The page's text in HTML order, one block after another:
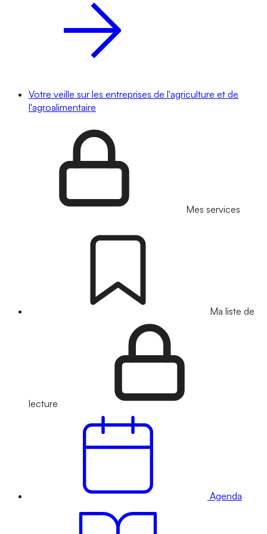
Votre veille sur les entreprises de l'agriculture et de
l'agroalimentaire
Mes services
Ma liste de
lecture
Agenda